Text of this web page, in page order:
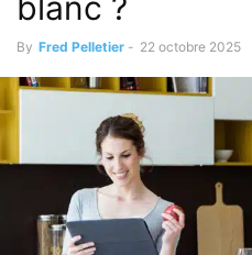
By Fred Pelletier - 22 octobre 2025